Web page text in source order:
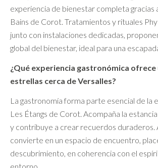
experiencia de bienestar completa gracias
Bains de Corot. Tratamientos y rituales
junto con instalaciones dedicadas,
global del bienestar, ideal para una
¿Qué experiencia gastronómica ofrece
estrellas cerca de Versalles?
La gastronomía forma parte esencial de la
Les Étangs de Corot. Acompaña la
y contribuye a crear recuerdos duraderos.
convierte en un espacio de encuentro,
descubrimiento, en coherencia con el